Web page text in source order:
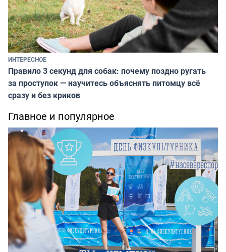
ИНТЕРЕСНОЕ
Правило 3 секунд для собак: почему поздно ругать
за проступок — научитесь объяснять питомцу всё
сразу и без криков
Главное и популярное